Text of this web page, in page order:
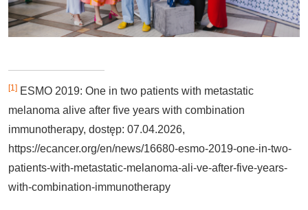
[1] ESMO 2019: One in two patients with metastatic
melanoma alive after five years with combination
immunotherapy, dostęp: 07.04.2026,
https://ecancer.org/en/news/16680-esmo-2019-one-in-two-
patients-with-metastatic-melanoma-ali-ve-after-five-years-
with-combination-immunotherapy